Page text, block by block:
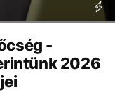
-
2026